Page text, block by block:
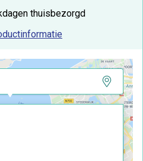
thuisbezorgd